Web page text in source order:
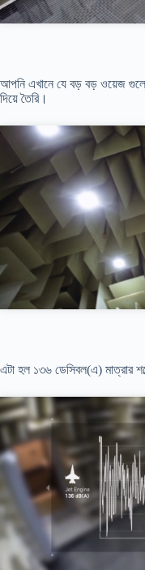
আপনি এখানে যে বড় বড় ওয়েজ গুলো
দিয়ে তৈরি।
এটা হল ১৩৬ ডেসিবল(এ) মাত্রার